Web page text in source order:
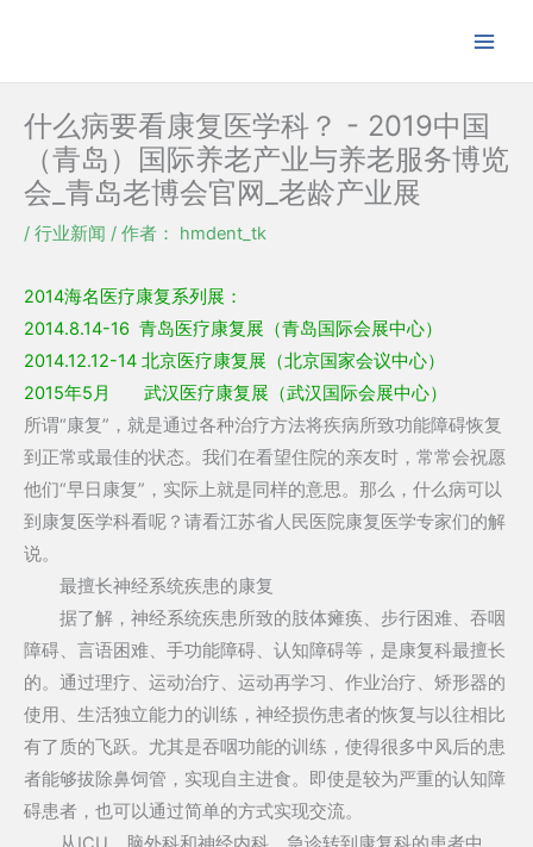
内
什么病要看康复医学科？ - 2019中国
（青岛）国际养老产业与养老服务博览
会_青岛老博会官网_老龄产业展
/ 行业新闻 / 作者： hmdent_tk
2014海名医疗康复系列展：
2014.8.14-16 青岛医疗康复展（青岛国际会展中心）
2014.12.12-14 北京医疗康复展（北京国家会议中心）
2015年5月 武汉医疗康复展（武汉国际会展中心）
所谓“康复”，就是通过各种治疗方法将疾病所致功能障碍恢复
到正常或最佳的状态。我们在看望住院的亲友时，常常会祝愿
他们“早日康复”，实际上就是同样的意思。那么，什么病可以
到康复医学科看呢？请看江苏省人民医院康复医学专家们的解
说。
最擅长神经系统疾患的康复
据了解，神经系统疾患所致的肢体瘫痪、步行困难、吞咽
障碍、言语困难、手功能障碍、认知障碍等，是康复科最擅长
的。通过理疗、运动治疗、运动再学习、作业治疗、矫形器的
使用、生活独立能力的训练，神经损伤患者的恢复与以往相比
有了质的飞跃。尤其是吞咽功能的训练，使得很多中风后的患
者能够拔除鼻饲管，实现自主进食。即使是较为严重的认知障
碍患者，也可以通过简单的方式实现交流。